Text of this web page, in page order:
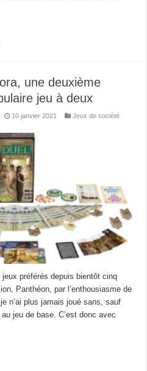
une deuxième
jeu à deux
10 janvier 2021
Jeux de société
préférés depuis bientôt cinq
Panthéon, par l’enthousiasme de
n’ai plus jamais joué sans, sauf
jeu de base. C’est donc avec